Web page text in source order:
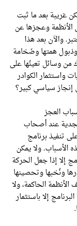
غريبة بعد ما ثبت
وعجزها عن
والآن بعد هذا
همتها وضَخامة
من وسائل تعينُها على
واستثمار الكوادر
سياسي كبير؟
العجز
عند أصحاب
تنفيذ برنامج
ولا يمكن
إلا إذا جعل الحركة
ونُخبها وتحصينها
الحاكمة، ولا
إلا باستثمار